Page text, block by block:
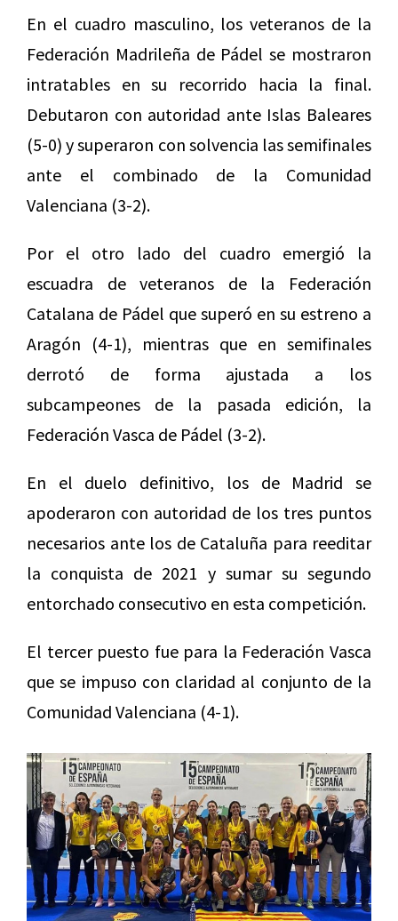
En el cuadro masculino, los veteranos de la
Federación Madrileña de Pádel se mostraron
intratables en su recorrido hacia la final.
Debutaron con autoridad ante Islas Baleares
(5-0) y superaron con solvencia las semifinales
ante el combinado de la Comunidad
Valenciana (3-2).
Por el otro lado del cuadro emergió la
escuadra de veteranos de la Federación
Catalana de Pádel que superó en su estreno a
Aragón (4-1), mientras que en semifinales
derrotó de forma ajustada a los
subcampeones de la pasada edición, la
Federación Vasca de Pádel (3-2).
En el duelo definitivo, los de Madrid se
apoderaron con autoridad de los tres puntos
necesarios ante los de Cataluña para reeditar
la conquista de 2021 y sumar su segundo
entorchado consecutivo en esta competición.
El tercer puesto fue para la Federación Vasca
que se impuso con claridad al conjunto de la
Comunidad Valenciana (4-1).